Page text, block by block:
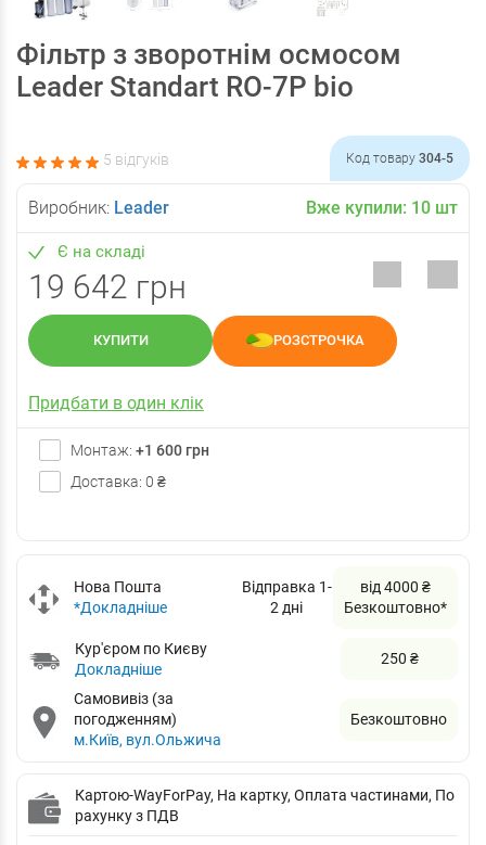
Фільтр з зворотнім осмосом
Leader Standart RO-7P bio
5 відгуків Код товару 304-5
Виробник: Leader Вже купили: 10 шт
Є на складі
19 642 грн
КУПИТИ РОЗСТРОЧКА
Придбати в один клік
Монтаж: +1 600 грн
Доставка: 0 ₴
Нова Пошта
*Докладніше
Відправка 1-
2 дні
від 4000 ₴
Безкоштовно*
Кур'єром по Києву
Докладніше
250 ₴
Самовивіз (за
погодженням)
м.Київ, вул.Ольжича
Безкоштовно
Картою-WayForPay, На картку, Оплата частинами, По
рахунку з ПДВ